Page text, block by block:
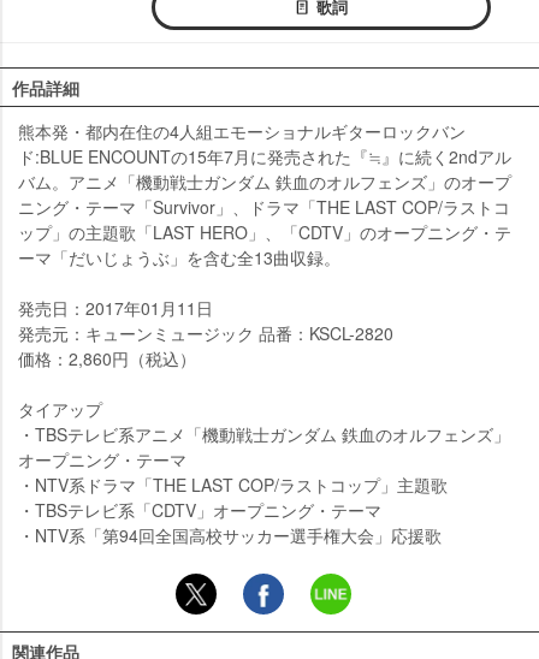
歌詞
作品詳細
熊本発・都内在住の4人組エモーショナルギターロックバン
ド:BLUE ENCOUNTの15年7月に発売された『≒』に続く2ndアル
バム。アニメ「機動戦士ガンダム 鉄血のオルフェンズ」のオープ
ニング・テーマ「Survivor」、ドラマ「THE LAST COP/ラストコ
ップ」の主題歌「LAST HERO」、「CDTV」のオープニング・テ
ーマ「だいじょうぶ」を含む全13曲収録。
発売日：2017年01月11日
発売元：キューンミュージック 品番：KSCL-2820
価格：2,860円（税込）
タイアップ
・TBSテレビ系アニメ「機動戦士ガンダム 鉄血のオルフェンズ」
オープニング・テーマ
・NTV系ドラマ「THE LAST COP/ラストコップ」主題歌
・TBSテレビ系「CDTV」オープニング・テーマ
・NTV系「第94回全国高校サッカー選手権大会」応援歌
関連作品